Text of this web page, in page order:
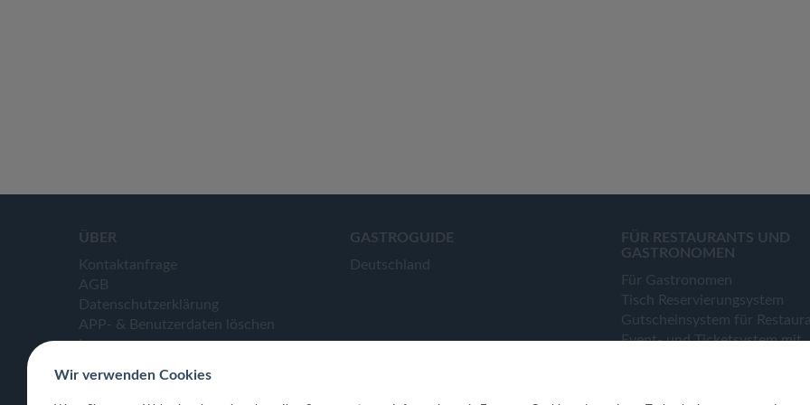
ÜBER
Kontaktanfrage
AGB
Datenschutzerklärung
APP- & Benutzerdaten löschen
Impressum
GASTROGUIDE
Deutschland
FÜR RESTAURANTS UND
GASTRONOMEN
Für Gastronomen
Tisch Reservierungsystem
Gutscheinsystem für
Event- und Ticketsystem mit
Wir verwenden Cookies